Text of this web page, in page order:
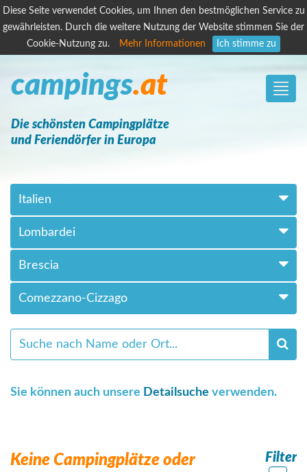
Diese Seite verwendet Cookies, um Ihnen den bestmöglichen Service zu
gewährleisten. Durch die weitere Nutzung der Website stimmen Sie der
Cookie-Nutzung zu.
Mehr Informationen Ich stimme zu
Toggle
campings.at
Die schönsten Campingplätze
und Feriendörfer in Europa
Italien
Lombardei
Brescia
Comezzano-Cizzago
Sie können auch unsere Detailsuche verwenden.
Keine Campingplätze oder
Filter